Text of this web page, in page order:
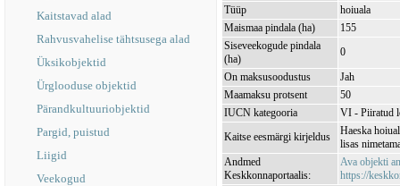
Kaitstavad alad
Rahvusvahelise tähtsusega alad
Üksikobjektid
Ürglooduse objektid
Pärandkultuuriobjektid
Pargid, puistud
Liigid
Veekogud
Tüüp
hoiuala
Maismaa pindala (ha)
155
Siseveekogude pindala
(ha)
0
On maksusoodustus
Jah
Maamaksu protsent
50
IUCN kategooria
VI - Piiratud
Kaitse eesmärgi kirjeldus
Haeska
lisas
Andmed
Keskkonnaportaalis:
Ava objekti
https://